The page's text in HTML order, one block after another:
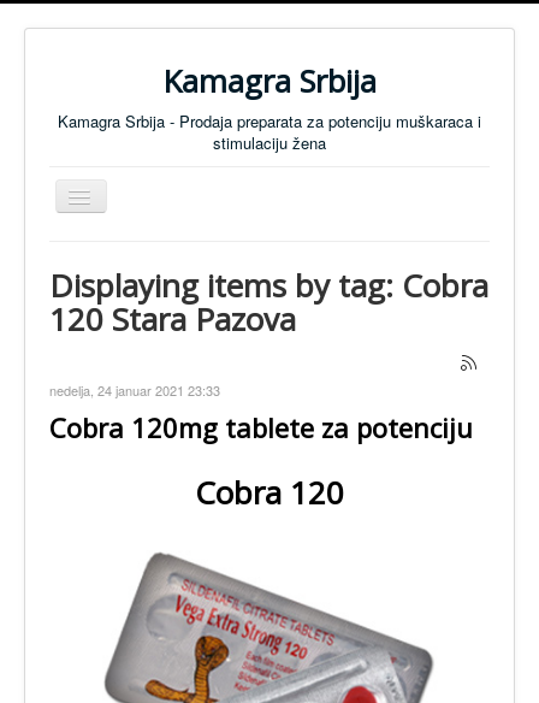
Kamagra Srbija
Kamagra Srbija - Prodaja preparata za potenciju muškaraca i
stimulaciju žena
Isključi
navigaciju
Preparati za Žene
Tablete za koncentraciju
Preparati za Potenciju - Cenovnik
Displaying items by tag: Cobra
120 Stara Pazova
nedelja, 24 januar 2021 23:33
Cobra 120mg tablete za potenciju
Cobra 120